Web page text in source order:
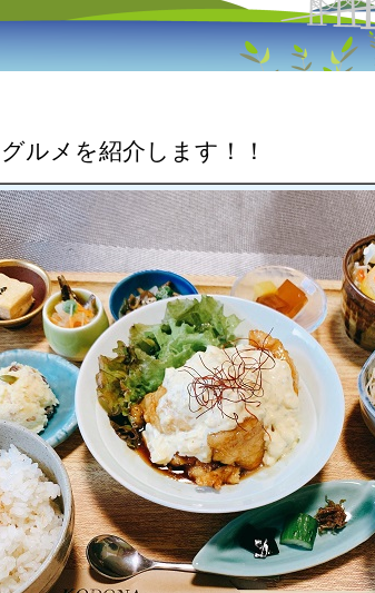
ルメを紹介します！！